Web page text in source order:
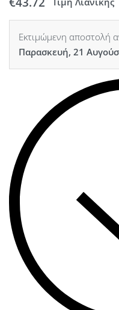
Εκτιμώμενη αποστολή
Παρασκευή, 21